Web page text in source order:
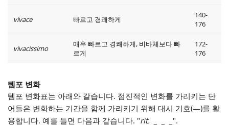
vivace 빠르고 경쾌하게
140-
176
vivacissimo
매우 빠르고 경쾌하게, 비바체보다 빠
르게
172-
176
템포 변화
템포 변화표는 아래와 같습니다. 점진적인 변화를 가리키는 단
어들은 변화하는 기간을 함께 가리키기 위해 대시 기호(—)를 활
용합니다. 예를 들면 다음과 같습니다. "rit. _ _ _ ".